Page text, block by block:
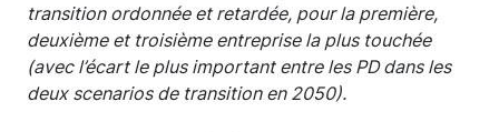
transition ordonnée et retardée, pour la première,
deuxième et troisième entreprise la plus touchée
(avec l’écart le plus important entre les PD dans les
deux scenarios de transition en 2050).